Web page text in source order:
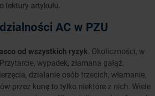
artykułu.
AC w PZU
od wszystkich ryzyk . Okoliczności, w
wypadek, złamana gałąź,
działanie osób trzecich, włamanie,
przez kunę to tylko niektóre z nich. Wiele